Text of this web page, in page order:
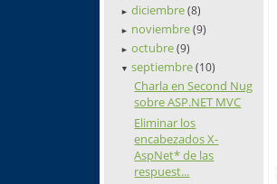
► diciembre(8)
► noviembre(9)
► octubre(9)
▼ septiembre(10)
Charla en Second Nug
sobre ASP.NET MVC
Eliminar los
encabezados X-
AspNet* de las
respuest...